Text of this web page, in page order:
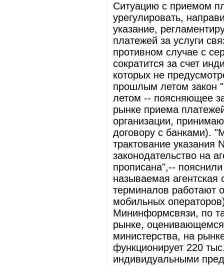
Ситуацию с приемом
урегулировать,
указание,
платежей за услуги
противном случае с
сократится за счет
которых не
прошлым летом закон
летом -- поясняющее
рынке приема
организации,
договору с банками).
трактование указания
законодательство на
прописана",--
называемая
терминалов работают
мобильных
Мининформсвязи, по
рынке,
министерства, на
функционирует 220
индивидуальными